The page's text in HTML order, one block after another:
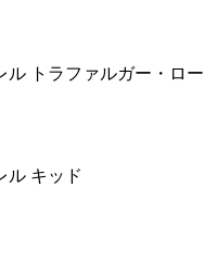
ル トラファルガー・ロー
ル キッド